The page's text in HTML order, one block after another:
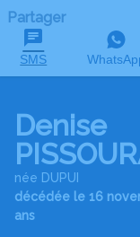
Partager
SMS
Denise
née DUPUI
décédée le 16
ans